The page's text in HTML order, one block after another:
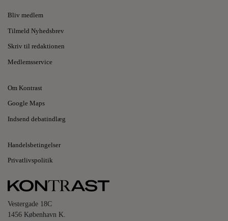
Bliv medlem
Tilmeld Nyhedsbrev
Skriv til redaktionen
Medlemsservice
Om Kontrast
Google Maps
Indsend debatindlæg
Handelsbetingelser
Privatlivspolitik
Vestergade 18C
1456 København K.